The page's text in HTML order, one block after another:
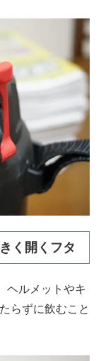
く開くフタ
ヘルメットやキ
らずに飲むこと